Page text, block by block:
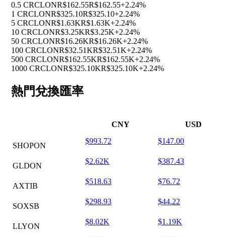
0.5 CRCLONR$162.55R$162.55+2.24%
1 CRCLONR$325.10R$325.10+2.24%
5 CRCLONR$1.63KR$1.63K+2.24%
10 CRCLONR$3.25KR$3.25K+2.24%
50 CRCLONR$16.26KR$16.26K+2.24%
100 CRCLONR$32.51KR$32.51K+2.24%
500 CRCLONR$162.55KR$162.55K+2.24%
1000 CRCLONR$325.10KR$325.10K+2.24%
熱門兌換匯率
CNY USD
SHOPON
$993.72 $147.00
GLDON
$2.62K $387.43
AXTIB
$518.63 $76.72
SOXSB
$298.93 $44.22
LLYON
$8.02K $1.19K